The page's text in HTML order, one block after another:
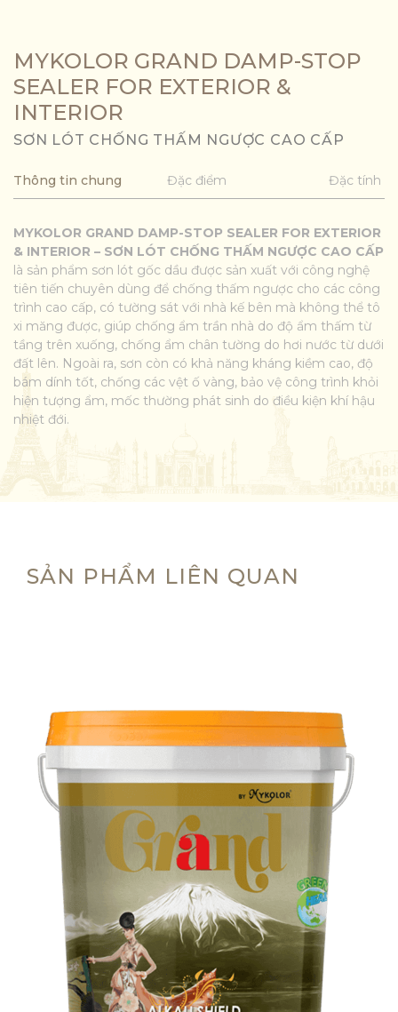
MYKOLOR GRAND DAMP-STOP
SEALER FOR EXTERIOR &
INTERIOR
SƠN LÓT CHỐNG THẤM NGƯỢC CAO CẤP
Thông tin chung Đặc điểm Đặc tính
MYKOLOR GRAND DAMP-STOP SEALER FOR EXTERIOR
& INTERIOR – SƠN LÓT CHỐNG THẤM NGƯỢC CAO CẤP
là sản phẩm sơn lót gốc dầu được sản xuất với công nghệ
tiên tiến chuyên dùng để chống thấm ngược cho các công
trình cao cấp, có tường sát với nhà kế bên mà không thể tô
xi măng được, giúp chống ẩm trần nhà do độ ẩm thấm từ
tầng trên xuống, chống ẩm chân tường do hơi nước từ dưới
đất lên. Ngoài ra, sơn còn có khả năng kháng kiềm cao, độ
bám dính tốt, chống các vệt ố vàng, bảo vệ công trình khỏi
hiện tượng ẩm, mốc thường phát sinh do điều kiện khí hậu
nhiệt đới.
SẢN PHẨM LIÊN QUAN